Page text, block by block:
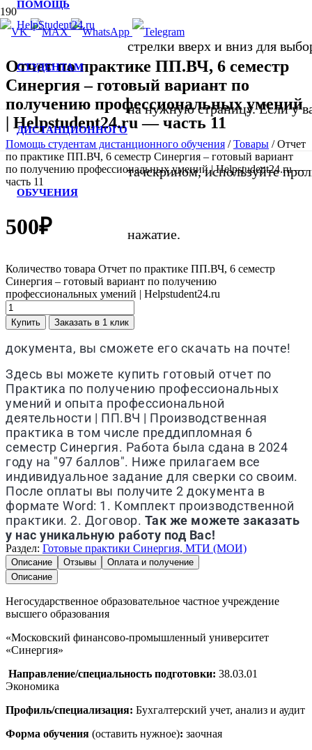
ПОМОЩЬ
СТУДЕНТАМ
ДИСТАНЦИОННОГО
ОБУЧЕНИЯ
стрелки вверх и вниз для
на нужную страницу. Если у
тачскрином, используйте
нажатие.
Отчет по практике ПП.ВЧ, 6 семестр
Синергия – готовый вариант по
получению профессиональных умений
| Helpstudent24.ru — часть 11
Помощь студентам дистанционного обучения /Товары /Отчет
по практике ПП.ВЧ, 6 семестр Синергия – готовый вариант
по получению профессиональных умений | Helpstudent24.ru —
часть 11
500₽
Количество товара Отчет по практике ПП.ВЧ, 6 семестр
Синергия – готовый вариант по получению
профессиональных умений | Helpstudent24.ru
Купить Заказать в 1 клик
документа, вы сможете его скачать на почте!
Здесь вы можете купить готовый отчет по
Практика по получению профессиональных
умений и опыта профессиональной
деятельности | ПП.ВЧ | Производственная
практика в том числе преддипломная 6
семестр Синергия. Работа была сдана в 2024
году на "97 баллов". Ниже прилагаем все
индивидуальное задание для сверки со своим.
После оплаты вы получите 2 документа в
формате Word: 1. Комплект производственной
практики. 2. Договор. Так же можете заказать
у нас уникальную работу под Вас!
Раздел: Готовые практики Синергия, МТИ (МОИ)
Описание Отзывы
Оплата и получение
Описание
Негосударственное образовательное частное учреждение
высшего образования
«Московский финансово-промышленный университет
«Синергия»
Направление/специальность подготовки: 38.03.01
Экономика
Профиль/специализация: Бухгалтерский учет, анализ и аудит
Форма обучения (оставить нужное): заочная